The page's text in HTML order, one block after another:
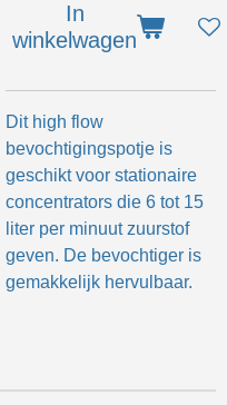
In
winkelwagen
Dit high flow
bevochtigingspotje is
geschikt voor stationaire
concentrators die 6 tot 15
liter per minuut zuurstof
geven. De bevochtiger is
gemakkelijk hervulbaar.